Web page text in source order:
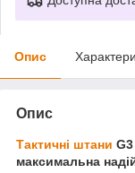
Опис
Опис
Тактичні штани
максимальна